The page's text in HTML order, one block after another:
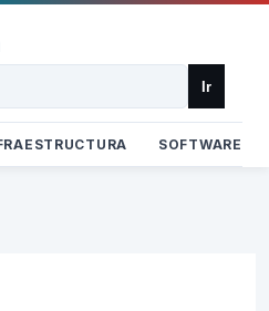
Ir
SOFTWARE